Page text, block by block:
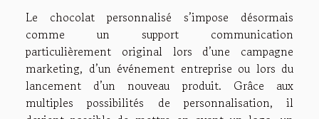
Le chocolat personnalisé s’impose désormais
comme un support communication
particulièrement original lors d’une campagne
marketing, d’un événement entreprise ou lors du
lancement d’un nouveau produit. Grâce aux
multiples possibilités de personnalisation, il